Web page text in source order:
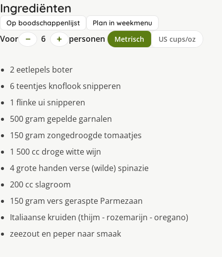
Ingrediënten
Op boodschappenlijst Plan in weekmenu
Voor − 6 + personen Metrisch US cups/oz
2 eetlepels boter
6 teentjes knoflook snipperen
1 flinke ui snipperen
500 gram gepelde garnalen
150 gram zongedroogde tomaatjes
1 500 cc droge witte wijn
4 grote handen verse (wilde) spinazie
200 cc slagroom
150 gram vers geraspte Parmezaan
Italiaanse kruiden (thijm - rozemarijn - oregano)
zeezout en peper naar smaak